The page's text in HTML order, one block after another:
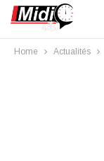
Home Actualités